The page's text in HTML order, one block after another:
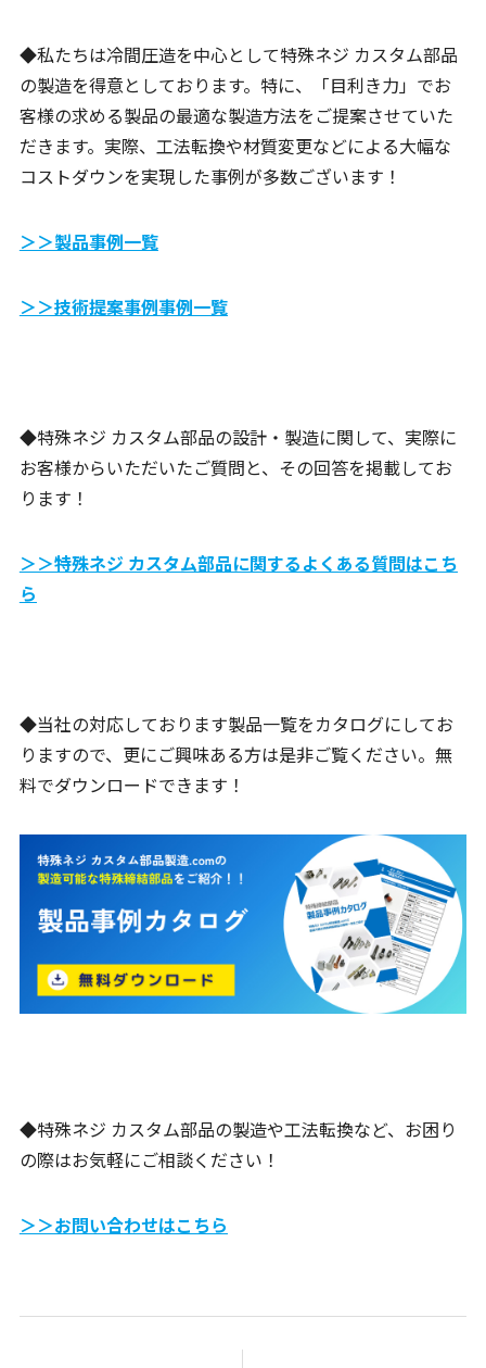
◆私たちは冷間圧造を中心として特殊ネジ カスタム部品
の製造を得意としております。特に、「目利き力」でお
客様の求める製品の最適な製造方法をご提案させていた
だきます。実際、工法転換や材質変更などによる大幅な
コストダウンを実現した事例が多数ございます！
＞＞製品事例一覧
＞＞技術提案事例事例一覧
◆特殊ネジ カスタム部品の設計・製造に関して、実際に
お客様からいただいたご質問と、その回答を掲載してお
ります！
＞＞特殊ネジ カスタム部品に関するよくある質問はこち
ら
◆当社の対応しております製品一覧をカタログにしてお
りますので、更にご興味ある方は是非ご覧ください。無
料でダウンロードできます！
◆特殊ネジ カスタム部品の製造や工法転換など、お困り
の際はお気軽にご相談ください！
＞＞お問い合わせはこちら